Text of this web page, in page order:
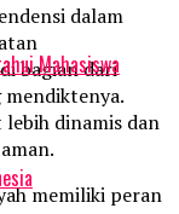
dalam
bagian dari
dinamis dan
memiliki peran
Mahasiswa